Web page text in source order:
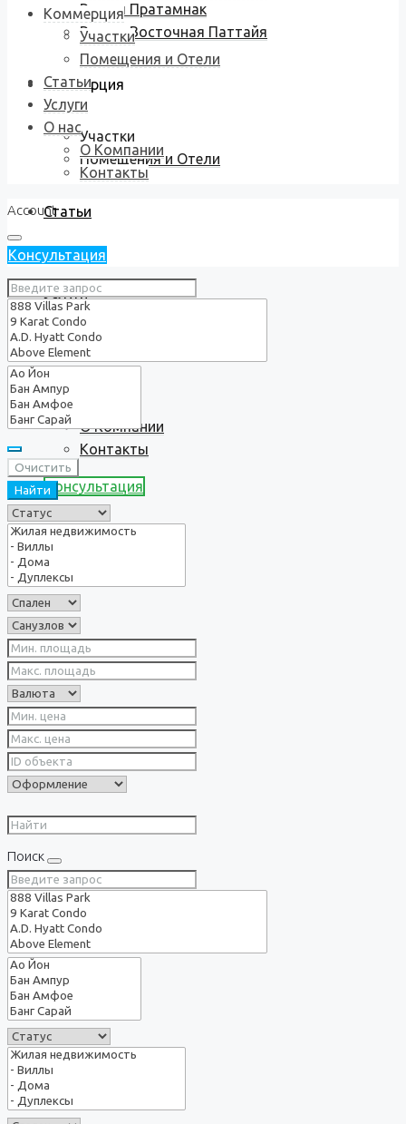
Виллы Пратамнак
Виллы Восточная Паттайя
Коммерция
Участки
Помещения и Отели
Статьи
Услуги
О нас
О Компании
Контакты
Консультация
Коммерция
Участки
Помещения и Отели
Статьи
Услуги
О нас
О Компании
Контакты
Account
Консультация
Очистить
Найти
Поиск